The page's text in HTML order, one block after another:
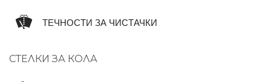
ТЕЧНОСТИ ЗА ЧИСТАЧКИ
СТЕЛКИ ЗА КОЛА